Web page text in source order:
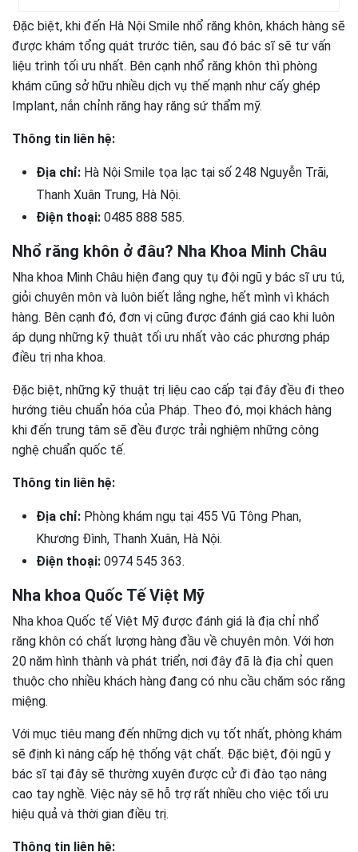
Đặc biệt, khi đến Hà Nội Smile nhổ răng khôn, khách hàng sẽ
được khám tổng quát trước tiên, sau đó bác sĩ sẽ tư vấn
liệu trình tối ưu nhất. Bên cạnh nhổ răng khôn thì phòng
khám cũng sở hữu nhiều dịch vụ thế mạnh như cấy ghép
Implant, nắn chỉnh răng hay răng sứ thẩm mỹ.
Thông tin liên hệ:
Địa chỉ: Hà Nội Smile tọa lạc tại số 248 Nguyễn Trãi,
Thanh Xuân Trung, Hà Nội.
Điện thoại: 0485 888 585.
Nhổ răng khôn ở đâu? Nha Khoa Minh Châu
Nha khoa Minh Châu hiện đang quy tụ đội ngũ y bác sĩ ưu tú,
giỏi chuyên môn và luôn biết lắng nghe, hết mình vì khách
hàng. Bên cạnh đó, đơn vị cũng được đánh giá cao khi luôn
áp dụng những kỹ thuật tối ưu nhất vào các phương pháp
điều trị nha khoa.
Đặc biệt, những kỹ thuật trị liệu cao cấp tại đây đều đi theo
hướng tiêu chuẩn hóa của Pháp. Theo đó, mọi khách hàng
khi đến trung tâm sẽ đều được trải nghiệm những công
nghệ chuẩn quốc tế.
Thông tin liên hệ:
Địa chỉ: Phòng khám ngụ tại 455 Vũ Tông Phan,
Khương Đình, Thanh Xuân, Hà Nội.
Điện thoại: 0974 545 363.
Nha khoa Quốc Tế Việt Mỹ
Nha khoa Quốc tế Việt Mỹ được đánh giá là địa chỉ nhổ
răng khôn có chất lượng hàng đầu về chuyên môn. Với hơn
20 năm hình thành và phát triển, nơi đây đã là địa chỉ quen
thuộc cho nhiều khách hàng đang có nhu cầu chăm sóc răng
miệng.
Với mục tiêu mang đến những dịch vụ tốt nhất, phòng khám
sẽ định kì nâng cấp hệ thống vật chất. Đặc biệt, đội ngũ y
bác sĩ tại đây sẽ thường xuyên được cử đi đào tạo nâng
cao tay nghề. Việc này sẽ hỗ trợ rất nhiều cho việc tối ưu
hiệu quả và thời gian điều trị.
Thông tin liên hệ: